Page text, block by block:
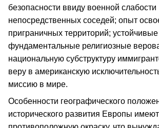
безопасности ввиду военной слабости
непосредственных соседей; опыт
приграничных территорий; устойчивые
фундаментальные религиозные
национальную субструктуру
веру в американскую
миссию в мире.
Особенности географического
исторического развития Европы